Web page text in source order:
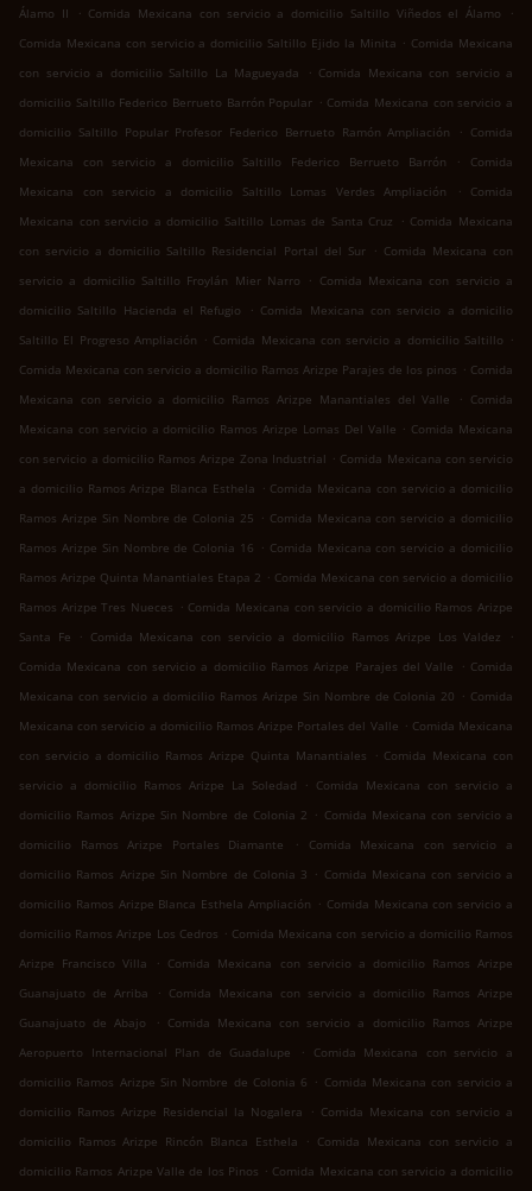
Álamo II
. Comida Mexicana con servicio a domicilio Saltillo Viñedos el Álamo
.
Comida Mexicana con servicio a domicilio Saltillo Ejido la Minita . Comida Mexicana
con servicio a domicilio Saltillo La Magueyada
. Comida Mexicana con servicio a
domicilio Saltillo Federico Berrueto Barrón Popular . Comida Mexicana con servicio a
domicilio Saltillo Popular Profesor Federico Berrueto Ramón Ampliación
. Comida
Mexicana con servicio a domicilio Saltillo Federico Berrueto Barrón
.
Comida
Mexicana con servicio a domicilio Saltillo Lomas Verdes Ampliación
.
Comida
Mexicana con servicio a domicilio Saltillo Lomas de Santa Cruz
. Comida Mexicana
con servicio a domicilio Saltillo Residencial Portal del Sur . Comida Mexicana con
servicio a domicilio Saltillo Froylán Mier Narro
. Comida Mexicana con servicio a
domicilio Saltillo Hacienda el Refugio
. Comida Mexicana con servicio a domicilio
Saltillo El Progreso Ampliación . Comida Mexicana con servicio a domicilio Saltillo .
Comida Mexicana con servicio a domicilio Ramos Arizpe Parajes de los pinos . Comida
Mexicana con servicio a domicilio Ramos Arizpe Manantiales del Valle
. Comida
Mexicana con servicio a domicilio Ramos Arizpe Lomas Del Valle . Comida Mexicana
con servicio a domicilio Ramos Arizpe Zona Industrial . Comida Mexicana con servicio
a domicilio Ramos Arizpe Blanca Esthela . Comida Mexicana con servicio a domicilio
Ramos Arizpe Sin Nombre de Colonia 25 . Comida Mexicana con servicio a domicilio
Ramos Arizpe Sin Nombre de Colonia 16 . Comida Mexicana con servicio a domicilio
Ramos Arizpe Quinta Manantiales Etapa 2 . Comida Mexicana con servicio a domicilio
Ramos Arizpe Tres Nueces . Comida Mexicana con servicio a domicilio Ramos Arizpe
Santa Fe
. Comida Mexicana con servicio a domicilio Ramos Arizpe Los Valdez
.
Comida Mexicana con servicio a domicilio Ramos Arizpe Parajes del Valle
. Comida
Mexicana con servicio a domicilio Ramos Arizpe Sin Nombre de Colonia 20 . Comida
Mexicana con servicio a domicilio Ramos Arizpe Portales del Valle . Comida Mexicana
con servicio a domicilio Ramos Arizpe Quinta Manantiales
. Comida Mexicana con
servicio a domicilio Ramos Arizpe La Soledad
. Comida Mexicana con servicio a
domicilio Ramos Arizpe Sin Nombre de Colonia 2 . Comida Mexicana con servicio a
domicilio Ramos Arizpe Portales Diamante
.
Comida Mexicana con servicio a
domicilio Ramos Arizpe Sin Nombre de Colonia 3 . Comida Mexicana con servicio a
domicilio Ramos Arizpe Blanca Esthela Ampliación . Comida Mexicana con servicio a
domicilio Ramos Arizpe Los Cedros . Comida Mexicana con servicio a domicilio Ramos
Arizpe Francisco Villa
. Comida Mexicana con servicio a domicilio Ramos Arizpe
Guanajuato de Arriba
. Comida Mexicana con servicio a domicilio Ramos Arizpe
Guanajuato de Abajo
. Comida Mexicana con servicio a domicilio Ramos Arizpe
Aeropuerto Internacional Plan de Guadalupe
.
Comida Mexicana con servicio a
domicilio Ramos Arizpe Sin Nombre de Colonia 6 . Comida Mexicana con servicio a
domicilio Ramos Arizpe Residencial la Nogalera
. Comida Mexicana con servicio a
domicilio Ramos Arizpe Rincón Blanca Esthela
. Comida Mexicana con servicio a
domicilio Ramos Arizpe Valle de los Pinos . Comida Mexicana con servicio a domicilio